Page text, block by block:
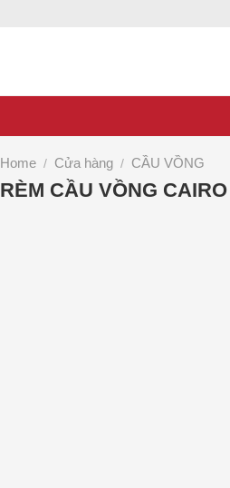
Home / Cửa hàng / CẦU VỒNG
RÈM CẦU VỒNG CAIRO